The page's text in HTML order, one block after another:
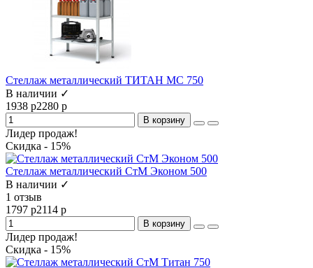
Стеллаж металлический ТИТАН МС 750
В наличии ✓
1938 р2280 р
В корзину
Лидер продаж!
Скидка - 15%
Стеллаж металлический СтМ Эконом 500
В наличии ✓
1 отзыв
1797 р2114 р
В корзину
Лидер продаж!
Скидка - 15%